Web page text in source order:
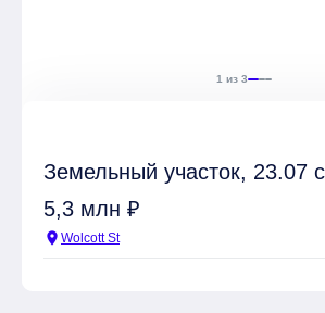
1 из 3
Земельный участок, 23.07
5,3 млн ₽
location_on Wolcott St